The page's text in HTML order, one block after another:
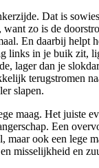
Dat is
want zo is de
En daarbij helpt
links in je buik zit,
lager dan je
terugstromen
slapen.
maag. Het juiste
Een
maar ook een lege
misselijkheid en